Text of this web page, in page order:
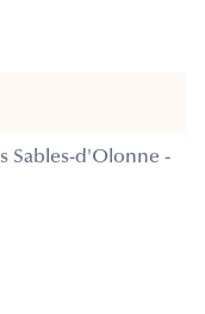
Sables-d'Olonne -